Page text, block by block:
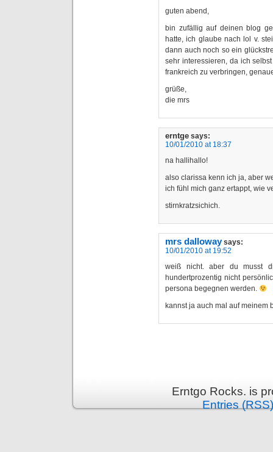
guten abend,
bin zufällig auf deinen blog
hatte, ich glaube nach lol v.
dann auch noch so ein
sehr interessieren, da ich
frankreich zu verbringen,
grüße,
die mrs
erntge says:
10/01/2010 at 18:37
na hallihallo!
also clarissa kenn ich ja, aber
ich fühl mich ganz ertappt, wie
stirnkratzsichich.
mrs dalloway says:
10/01/2010 at 19:52
weiß nicht. aber du musst
hundertprozentig nicht
persona begegnen werden.
kannst ja auch mal auf meinem
Erntgo Rocks. is
Entries (RSS)